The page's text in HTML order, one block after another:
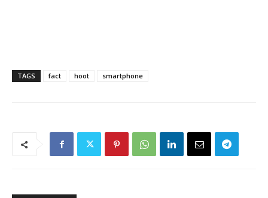
TAGS fact hoot smartphone